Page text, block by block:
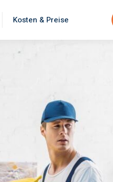
Kosten & Preise